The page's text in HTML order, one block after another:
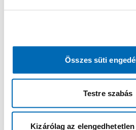
Összes süti
Testre szabás
Kizárólag az